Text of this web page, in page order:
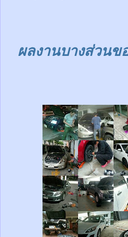
ผลงานบางส่วนข